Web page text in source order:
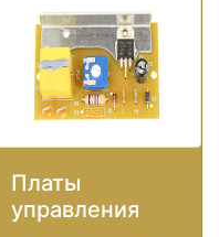
Платы
управления